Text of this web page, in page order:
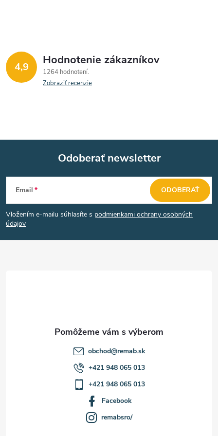
4,9 Hodnotenie zákazníkov
1264 hodnotení
Zobraziť recenzie
Z
á
p
Odoberať newsletter
Email
Vložením e-mailu súhlasíte s podmienkami ochrany osobných
údajov
ODOBERAŤ
obchod@remab.sk
+421 948 065 013
+421 948 065 013
Facebook
remabsro/